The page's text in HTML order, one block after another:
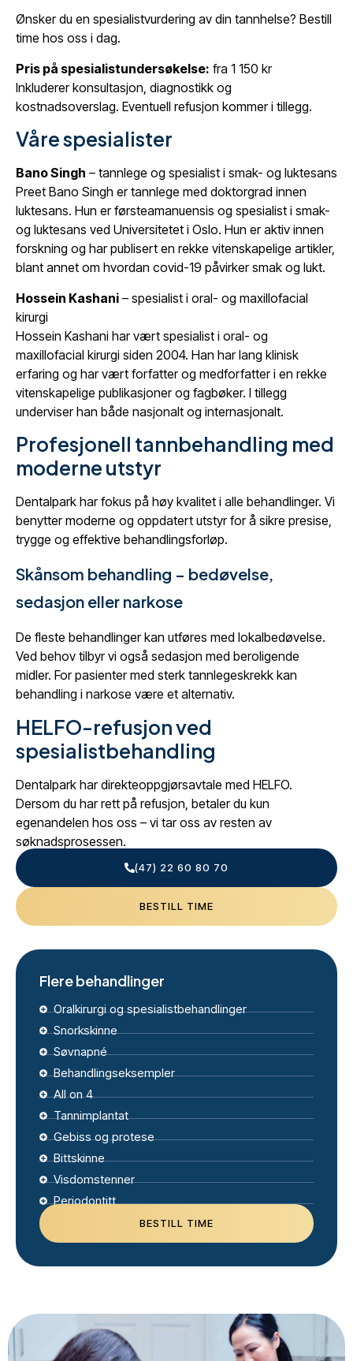
Ønsker du en spesialistvurdering av din tannhelse? Bestill
time hos oss i dag.
Pris på spesialistundersøkelse: fra 1 150 kr
Inkluderer konsultasjon, diagnostikk og
kostnadsoverslag. Eventuell refusjon kommer i tillegg.
Våre spesialister
Bano Singh – tannlege og spesialist i smak- og luktesans
Preet Bano Singh er tannlege med doktorgrad innen
luktesans. Hun er førsteamanuensis og spesialist i smak-
og luktesans ved Universitetet i Oslo. Hun er aktiv innen
forskning og har publisert en rekke vitenskapelige artikler,
blant annet om hvordan covid-19 påvirker smak og lukt.
Hossein Kashani – spesialist i oral- og maxillofacial
kirurgi
Hossein Kashani har vært spesialist i oral- og
maxillofacial kirurgi siden 2004. Han har lang klinisk
erfaring og har vært forfatter og medforfatter i en rekke
vitenskapelige publikasjoner og fagbøker. I tillegg
underviser han både nasjonalt og internasjonalt.
Profesjonell tannbehandling med
moderne utstyr
Dentalpark har fokus på høy kvalitet i alle behandlinger. Vi
benytter moderne og oppdatert utstyr for å sikre presise,
trygge og effektive behandlingsforløp.
Skånsom behandling – bedøvelse,
sedasjon eller narkose
De fleste behandlinger kan utføres med lokalbedøvelse.
Ved behov tilbyr vi også sedasjon med beroligende
midler. For pasienter med sterk tannlegeskrekk kan
behandling i narkose være et alternativ.
HELFO-refusjon ved
spesialistbehandling
Dentalpark har direkteoppgjørsavtale med HELFO.
Dersom du har rett på refusjon, betaler du kun
egenandelen hos oss – vi tar oss av resten av
søknadsprosessen.
(47) 22 60 80 70
BESTILL TIME
Flere behandlinger
Oralkirurgi og spesialistbehandlinger
Snorkskinne
Søvnapné
Behandlingseksempler
All on 4
Tannimplantat
Gebiss og protese
Bittskinne
Visdomstenner
Periodontitt
BESTILL TIME